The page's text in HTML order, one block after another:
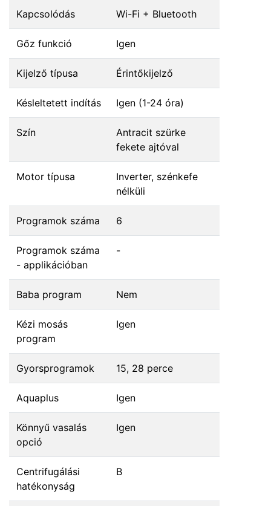
Kapcsolódás Wi-Fi + Bluetooth
Gőz funkció Igen
Kijelző típusa Érintőkijelző
Késleltetett indítás Igen (1-24 óra)
Szín
Antracit szürke
fekete ajtóval
Motor típusa
Inverter, szénkefe
nélküli
Programok száma 6
Programok száma
- applikációban
-
Baba program Nem
Kézi mosás
program
Igen
Gyorsprogramok 15, 28 perce
Aquaplus Igen
Könnyű vasalás
opció
Igen
Centrifugálási
hatékonyság
B